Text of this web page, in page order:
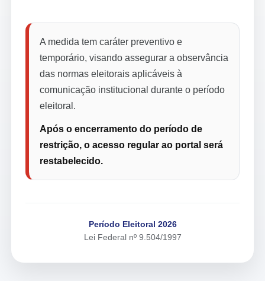
A medida tem caráter preventivo e
temporário, visando assegurar a observância
das normas eleitorais aplicáveis à
comunicação institucional durante o período
eleitoral.
Após o encerramento do período de
restrição, o acesso regular ao portal será
restabelecido.
Período Eleitoral 2026
Lei Federal nº 9.504/1997